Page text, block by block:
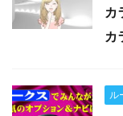
カ
カ
ル